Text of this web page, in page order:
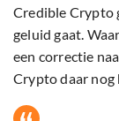
Credible Crypto
geluid gaat.
een correctie
Crypto daar nog